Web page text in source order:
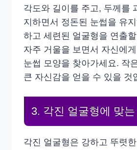
각도와 길이를 주고, 두께를
지하면서 정돈된 눈썹을 유
하고 세련된 얼굴형을 연출
자주 거울을 보면서 자신에
눈썹 모양을 찾아가세요. 작
큰 자신감을 얻을 수 있을 것
3. 각진 얼굴형에 맞는
각진 얼굴형은 강하고 뚜렷